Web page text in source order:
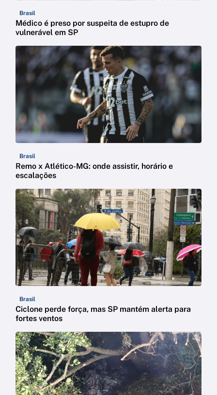
Brasil
Médico é preso por suspeita de estupro de
vulnerável em SP
Brasil
Remo x Atlético-MG: onde assistir, horário e
escalações
Brasil
Ciclone perde força, mas SP mantém alerta para
fortes ventos